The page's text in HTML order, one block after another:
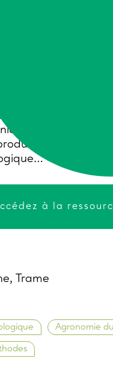
une plante assez
pousse en forêt,
haut, avec des
médicinale au
» Intarissable
la bière artisanale
architecte-
de houblon
»
à la
Trame
Agronomie